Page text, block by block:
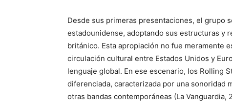
Desde sus primeras presentaciones, el grupo
estadounidense, adoptando sus estructuras y
británico. Esta apropiación no fue meramente
circulación cultural entre Estados Unidos y
lenguaje global. En ese escenario, los Rolling
diferenciada, caracterizada por una sonoridad
otras bandas contemporáneas (La Vanguardia,